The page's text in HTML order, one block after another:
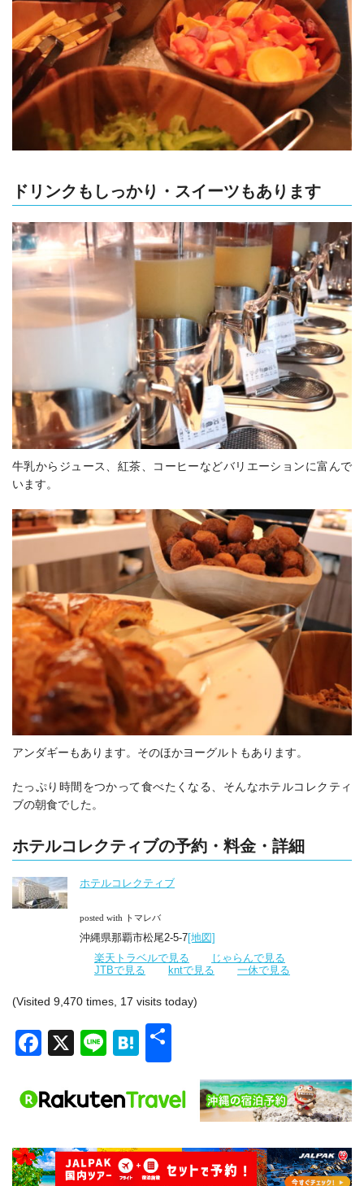
ドリンクもしっかり・スイーツもあります
牛乳からジュース、紅茶、コーヒーなどバリエーションに富んで
います。
アンダギーもあります。そのほかヨーグルトもあります。
たっぷり時間をつかって食べたくなる、そんなホテルコレクティ
ブの朝食でした。
ホテルコレクティブの予約・料金・詳細
ホテルコレクティブ
posted with トマレバ
沖縄県那覇市松尾2-5-7[地図]
楽天トラベルで見る
じゃらんで見る
JTBで見る
kntで見る 一休で見る
(Visited 9,470 times, 17 visits today)
Facebook
X LineHatena